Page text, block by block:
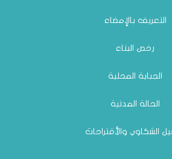
التعريف بالإمضاء
رخص البناء
الجباية المحلية
الحالة المدنية
الشكاوي والأقتراحات